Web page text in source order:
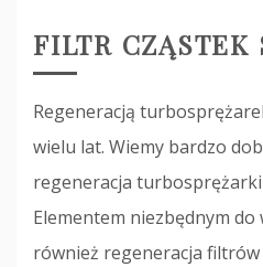
FILTR CZĄSTEK
Regeneracją
wielu lat. Wiemy bardzo
regeneracja
Elementem niezbędnym
również regeneracja filtrów